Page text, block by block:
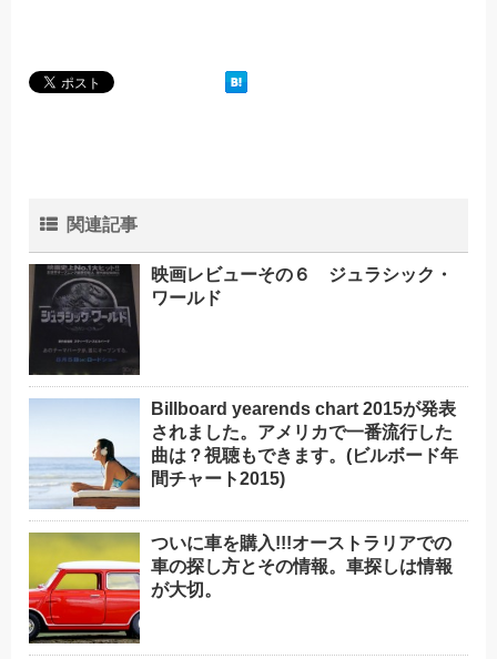
関連記事
映画レビューその６ ジュラシック・
ワールド
Billboard yearends chart 2015が発表
されました。アメリカで一番流行した
曲は？視聴もできます。(ビルボード年
間チャート2015)
ついに車を購入!!!オーストラリアでの
車の探し方とその情報。車探しは情報
が大切。